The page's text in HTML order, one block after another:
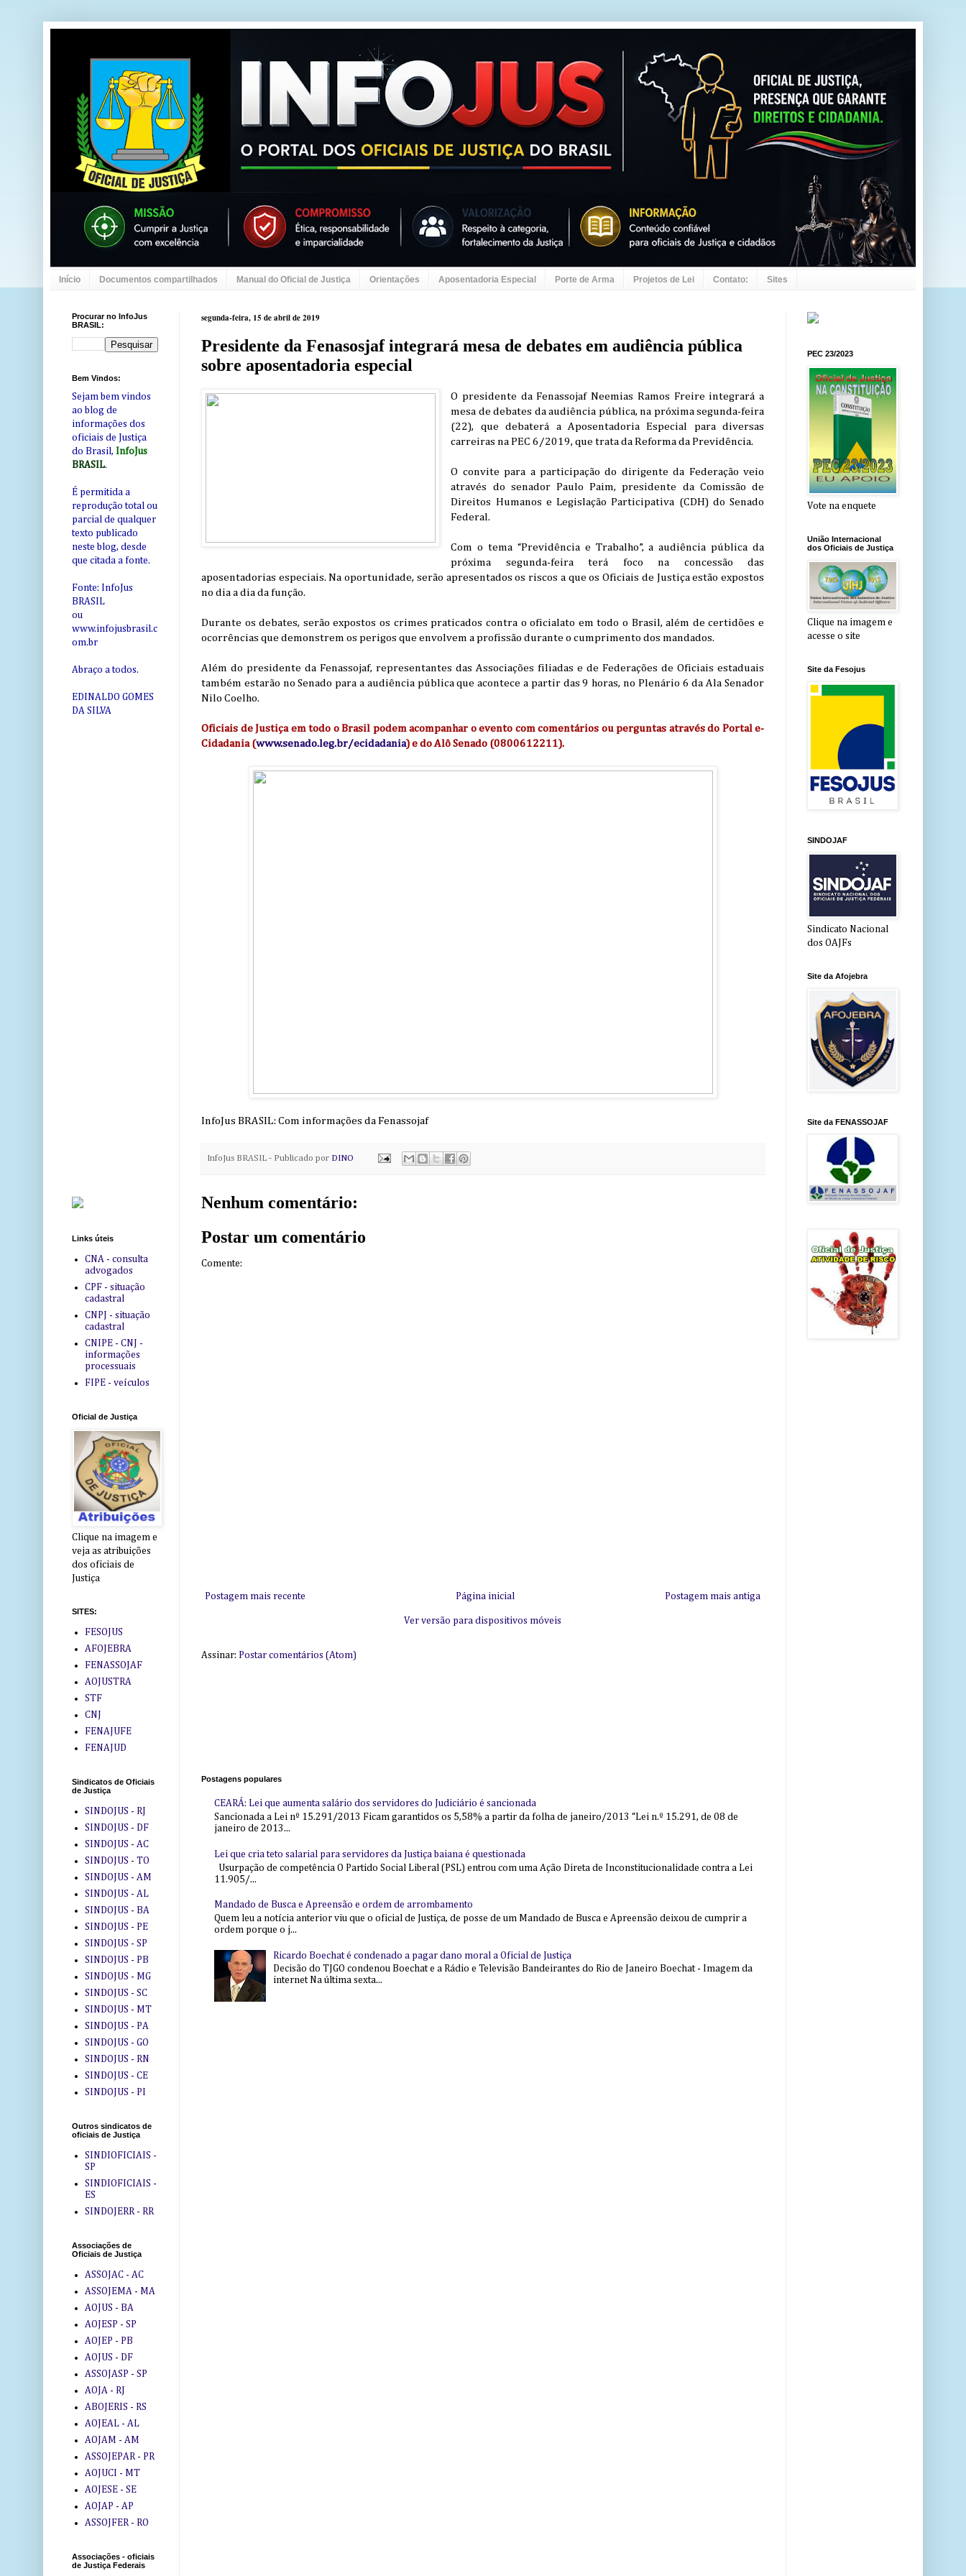
Início Documentos compartilhados Manual do Oficial de Justiça Orientações Aposentadoria Especial Porte de Arma Projetos de Lei Contato: Sites
segunda-feira, 15 de abril de 2019
Presidente da Fenasosjaf integrará mesa de debates em audiência pública
sobre aposentadoria especial
O presidente da Fenassojaf Neemias Ramos Freire integrará a
mesa de debates da audiência pública, na próxima segunda-feira
(22), que debaterá a Aposentadoria Especial para diversas
carreiras na PEC 6/2019, que trata da Reforma da Previdência.
O convite para a participação do dirigente da Federação veio
através do senador Paulo Paim, presidente da Comissão de
Direitos Humanos e Legislação Participativa (CDH) do Senado
Federal.
Com o tema “Previdência e Trabalho”, a audiência pública da
próxima segunda-feira terá foco na concessão das
aposentadorias especiais. Na oportunidade, serão apresentados os riscos a que os Oficiais de Justiça estão expostos
no dia a dia da função.
Durante os debates, serão expostos os crimes praticados contra o oficialato em todo o Brasil, além de certidões e
ocorrências que demonstrem os perigos que envolvem a profissão durante o cumprimento dos mandados.
Além do presidente da Fenassojaf, representantes das Associações filiadas e de Federações de Oficiais estaduais
também estarão no Senado para a audiência pública que acontece a partir das 9 horas, no Plenário 6 da Ala Senador
Nilo Coelho.
Oficiais de Justiça em todo o Brasil podem acompanhar o evento com comentários ou perguntas através do Portal e-
Cidadania (www.senado.leg.br/ecidadania) e do Alô Senado (0800612211).
InfoJus BRASIL: Com informações da Fenassojaf
InfoJus BRASIL - Publicado por DINO
Nenhum comentário:
Postar um comentário
Comente:
Postagem mais recente Postagem mais antiga
Página inicial
Ver versão para dispositivos móveis
Assinar: Postar comentários (Atom)
Postagens populares
CEARÁ: Lei que aumenta salário dos servidores do Judiciário é sancionada
Sancionada a Lei nº 15.291/2013 Ficam garantidos os 5,58% a partir da folha de janeiro/2013 “Lei n.º 15.291, de 08 de
janeiro de 2013...
Lei que cria teto salarial para servidores da Justiça baiana é questionada
Usurpação de competência O Partido Social Liberal (PSL) entrou com uma Ação Direta de Inconstitucionalidade contra a Lei
11.905/...
Mandado de Busca e Apreensão e ordem de arrombamento
Quem leu a notícia anterior viu que o oficial de Justiça, de posse de um Mandado de Busca e Apreensão deixou de cumprir a
ordem porque o j...
Ricardo Boechat é condenado a pagar dano moral a Oficial de Justiça
Decisão do TJGO condenou Boechat e a Rádio e Televisão Bandeirantes do Rio de Janeiro Boechat - Imagem da
internet Na última sexta...
Procurar no InfoJus
BRASIL:
Bem Vindos:
Sejam bem vindos
ao blog de
informações dos
oficiais de Justiça
do Brasil, InfoJus
BRASIL.
É permitida a
reprodução total ou
parcial de qualquer
texto publicado
neste blog, desde
que citada a fonte.
Fonte: InfoJus
BRASIL
ou
www.infojusbrasil.c
om.br
Abraço a todos.
EDINALDO GOMES
DA SILVA
Links úteis
CNA - consulta
advogados
CPF - situação
cadastral
CNPJ - situação
cadastral
CNIPE - CNJ -
informações
processuais
FIPE - veículos
Oficial de Justiça
Clique na imagem e
veja as atribuições
dos oficiais de
Justiça
SITES:
FESOJUS
AFOJEBRA
FENASSOJAF
AOJUSTRA
STF
CNJ
FENAJUFE
FENAJUD
Sindicatos de Oficiais
de Justiça
SINDOJUS - RJ
SINDOJUS - DF
SINDOJUS - AC
SINDOJUS - TO
SINDOJUS - AM
SINDOJUS - AL
SINDOJUS - BA
SINDOJUS - PE
SINDOJUS - SP
SINDOJUS - PB
SINDOJUS - MG
SINDOJUS - SC
SINDOJUS - MT
SINDOJUS - PA
SINDOJUS - GO
SINDOJUS - RN
SINDOJUS - CE
SINDOJUS - PI
Outros sindicatos de
oficiais de Justiça
SINDIOFICIAIS -
SP
SINDIOFICIAIS -
ES
SINDOJERR - RR
Associações de
Oficiais de Justiça
ASSOJAC - AC
ASSOJEMA - MA
AOJUS - BA
AOJESP - SP
AOJEP - PB
AOJUS - DF
ASSOJASP - SP
AOJA - RJ
ABOJERIS - RS
AOJEAL - AL
AOJAM - AM
ASSOJEPAR - PR
AOJUCI - MT
AOJESE - SE
AOJAP - AP
ASSOJFER - RO
Associações - oficiais
de Justiça Federais
PEC 23/2023
Vote na enquete
União Internacional
dos Oficiais de Justiça
Clique na imagem e
acesse o site
Site da Fesojus
SINDOJAF
Sindicato Nacional
dos OAJFs
Site da Afojebra
Site da FENASSOJAF